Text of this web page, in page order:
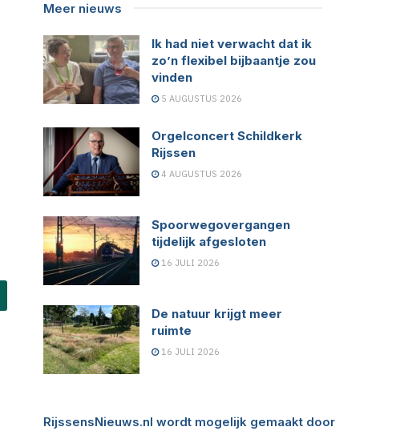
Meer nieuws
Ik had niet verwacht dat ik
zo’n flexibel bijbaantje zou
vinden
5 AUGUSTUS 2026
Orgelconcert Schildkerk
Rijssen
4 AUGUSTUS 2026
Spoorwegovergangen
tijdelijk afgesloten
16 JULI 2026
De natuur krijgt meer
ruimte
16 JULI 2026
RijssensNieuws.nl wordt mogelijk gemaakt door